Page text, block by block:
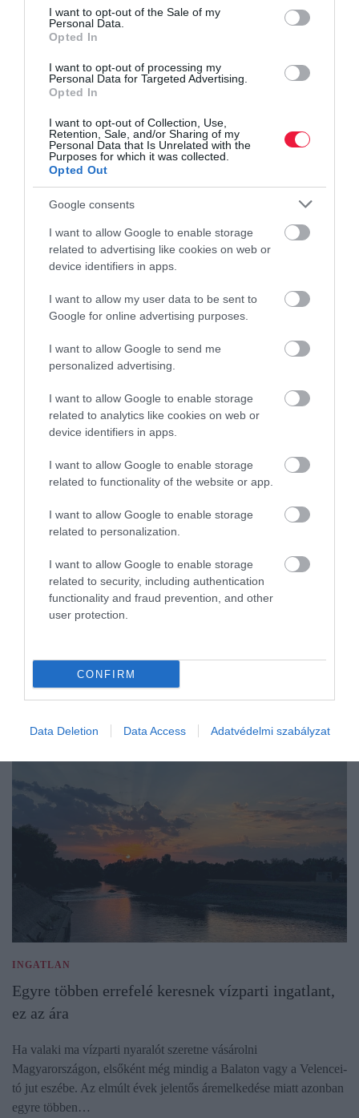
consent section.
I want to opt-out of the Sale of my
Personal Data.
Opted In
I want to opt-out of processing my
Personal Data for Targeted Advertising.
Opted In
I want to opt-out of Collection, Use,
Retention, Sale, and/or Sharing of my
Personal Data that Is Unrelated with the
Purposes for which it was collected.
Opted Out
Google consents
I want to allow Google to enable storage
related to advertising like cookies on web or
device identifiers in apps.
I want to allow my user data to be sent to
Google for online advertising purposes.
I want to allow Google to send me
personalized advertising.
I want to allow Google to enable storage
related to analytics like cookies on web or
device identifiers in apps.
I want to allow Google to enable storage
related to functionality of the website or app.
I want to allow Google to enable storage
related to personalization.
I want to allow Google to enable storage
related to security, including authentication
functionality and fraud prevention, and other
user protection.
CONFIRM
Data Deletion Data Access Adatvédelmi szabályzat
Így hajtanak rá az államkincstári megtakarításokra
a csalók
A Magyar Nemzeti Bank több bejelentést kapott arról, hogy a
ügyfelek banki megtakarításait, hanem például a Magyar
Államkincstárban…
INGATLAN
Egyre többen errefelé keresnek vízparti ingatlant,
ez az ára
Ha valaki ma vízparti nyaralót szeretne vásárolni
Magyarországon, elsőként még mindig a Balaton vagy a Velencei-
tó jut eszébe. Az elmúlt évek jelentős áremelkedése miatt azonban
egyre többen…